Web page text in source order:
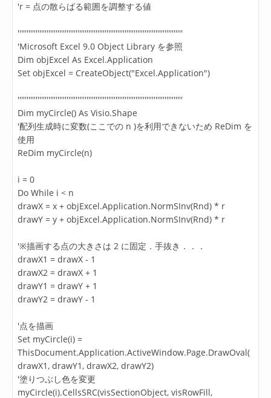
'r = 点の散らばる範囲を調整する値
'''''''''''''''''''''''''''''''''''''''''''''''''''''''''''''''''''''''''''''''''''''''''''
'Microsoft Excel 9.0 Object Library を参照
Dim objExcel As Excel.Application
Set objExcel = CreateObject("Excel.Application")
'''''''''''''''''''''''''''''''''''''''''''''''''''''''''''''''''''''''''''''''''''''''''''
Dim myCircle() As Visio.Shape
'配列生成時に変数(ここでの n )を利用できないため ReDim を
使用
ReDim myCircle(n)
i = 0
Do While i < n
drawX = x + objExcel.Application.NormSInv(Rnd) * r
drawY = y + objExcel.Application.NormSInv(Rnd) * r
'※描画する点の大きさは 2 に固定．手抜き．．．
drawX1 = drawX - 1
drawX2 = drawX + 1
drawY1 = drawY + 1
drawY2 = drawY - 1
'点を描画
Set myCircle(i) =
ThisDocument.Application.ActiveWindow.Page.DrawOval(
drawX1, drawY1, drawX2, drawY2)
'塗りつぶし色を変更
myCircle(i).CellsSRC(visSectionObject, visRowFill,